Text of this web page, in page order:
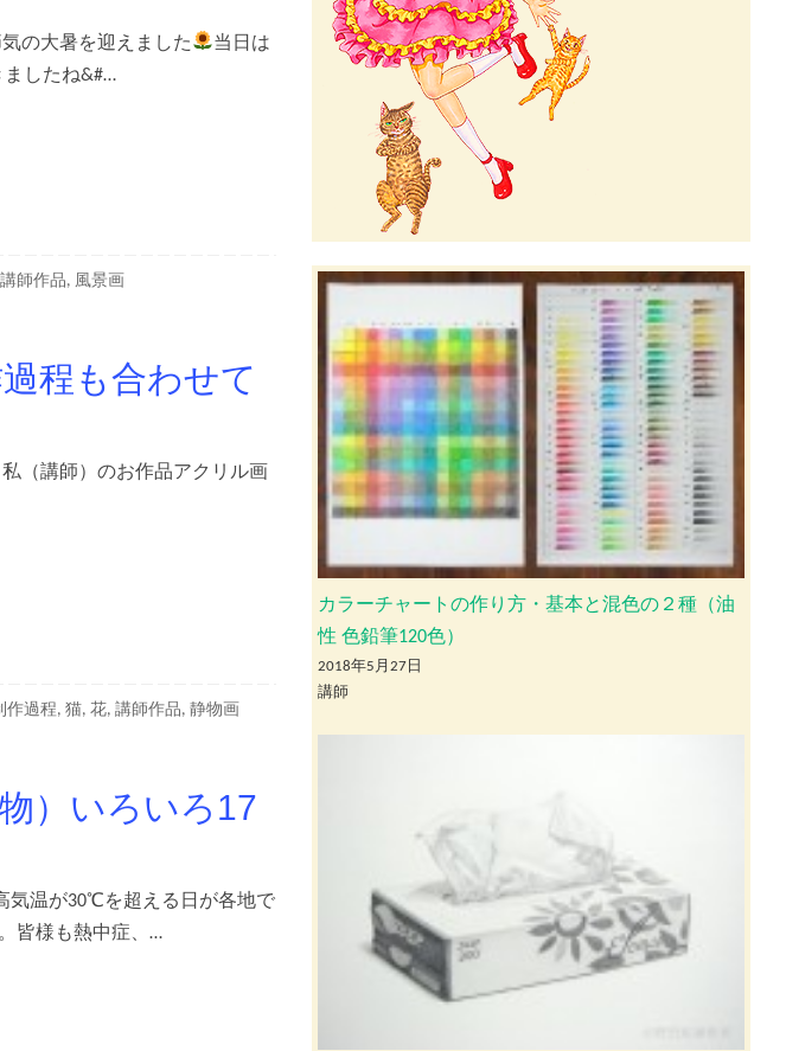
の大暑を迎えました
当日は
ましたね&#…
講師作品, 風景画
程も合わせて
（講師）のお作品アクリル画
作過程,猫,花,講師作品,静物画
）いろいろ17
気温が30℃を超える日が各地で
皆様も熱中症、…
カラーチャートの作り方・基本と混色の２種（油
性 色鉛筆120色）
2018年5月27日
講師